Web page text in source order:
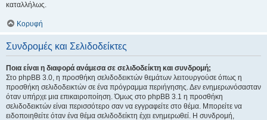
καταλλήλως.
Κορυφή
Συνδρομές και Σελιδοδείκτες
Ποια είναι η διαφορά ανάμεσα σε σελιδοδείκτη και συνδρομή;
Στο phpBB 3.0, η προσθήκη σελιδοδεικτών θεμάτων λειτουργούσε όπως η
προσθήκη σελιδοδεικτών σε ένα πρόγραμμα περιήγησης. Δεν ενημερωνόσασταν
όταν υπήρχε μια επικαιροποίηση. Όμως στο phpBB 3.1 η προσθήκη
σελιδοδεικτών είναι περισσότερο σαν να εγγραφείτε στο θέμα. Μπορείτε να
ειδοποιηθείτε όταν ένα θέμα σελιδοδείκτη έχει ενημερωθεί. Η συνδρομή,